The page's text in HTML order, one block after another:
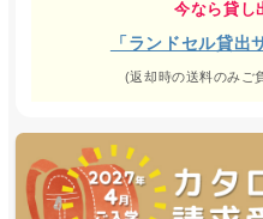
今なら貸し
「ランドセル貸出
(返却時の送料のみご